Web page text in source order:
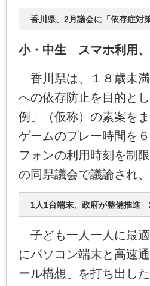
香川県、2月議会に「依存症
小・中生 スマホ利用
香川県は、１８歳未
への依存防止を目的と
例」（仮称）の素案を
ゲームのプレー時間を
フォンの利用時刻を制
の同県議会で議論され
1人1台端末、政府が整備推進
子ども一人一人に最
にパソコン端末と高速
ール構想」を打ち出し